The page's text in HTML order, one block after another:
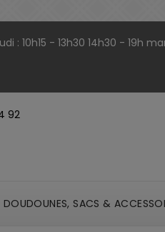
: 10h15 - 13h30 14h30 - 19h
92
DOUDOUNES, SACS &